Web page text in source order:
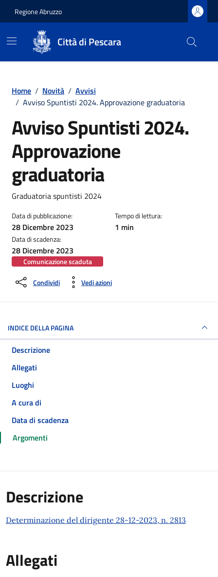
Regione Abruzzo
Città di Pescara
Home / Novità / Avvisi
/ Avviso Spuntisti 2024. Approvazione graduatoria
Avviso Spuntisti 2024.
Approvazione
graduatoria
Dettagli della notizia
Graduatoria spuntisti 2024
Data di pubblicazione:
28 Dicembre 2023
Data di scadenza:
28 Dicembre 2023
Comunicazione scaduta
Tempo di lettura:
1 min
Condividi Vedi azioni
INDICE DELLA PAGINA
Descrizione
Allegati
Luoghi
A cura di
Data di scadenza
Argomenti
Descrizione
Determinazione del dirigente 28-12-2023, n. 2813
Allegati